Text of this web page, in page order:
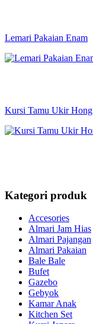
Lemari Pakaian Enam
Kursi Tamu Ukir Hong
Kategori produk
Accesories
Almari Jam Hias
Almari Pajangan
Almari Pakaian
Bale Bale
Bufet
Gazebo
Gebyok
Kamar Anak
Kitchen Set